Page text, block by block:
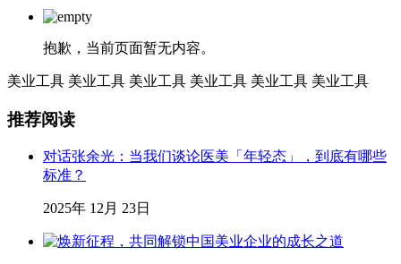
抱歉，当前页面暂无内容。
美业工具 美业工具 美业工具 美业工具 美业工具 美业工具
推荐阅读
对话张余光：当我们谈论医美「年轻态」，到底有哪些
标准？
2025年 12月 23日